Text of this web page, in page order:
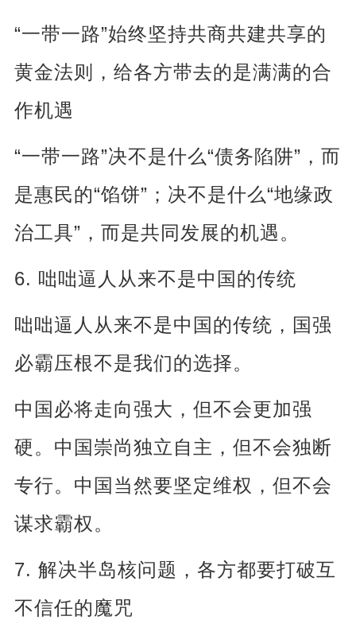
“一带一路”始终坚持共商共建共享的
黄金法则，给各方带去的是满满的合
作机遇
“一带一路”决不是什么“债务陷阱” ，而
是惠民的“馅饼” ；决不是什么“地缘政
治工具” ，而是共同发展的机遇。
6. 咄咄逼人从来不是中国的传统
咄咄逼人从来不是中国的传统，国强
必霸压根不是我们的选择。
中国必将走向强大，但不会更加强
硬。中国崇尚独立自主，但不会独断
专行。中国当然要坚定维权，但不会
谋求霸权。
7. 解决半岛核问题，各方都要打破互
不信任的魔咒